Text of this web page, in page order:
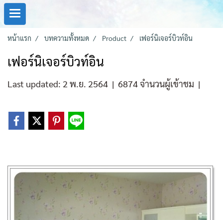
หน้าแรก บทความทั้งหมด Product เฟอร์นิเจอร์บิวท์อิน
เฟอร์นิเจอร์บิวท์อิน
Last updated: 2 พ.ย. 2564 | 6874 จำนวนผู้เข้าชม |